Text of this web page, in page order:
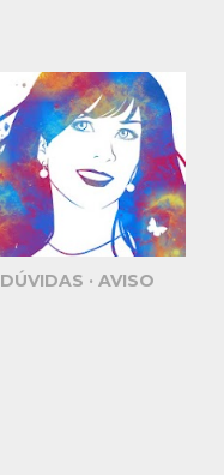
DÚVIDAS AVISO